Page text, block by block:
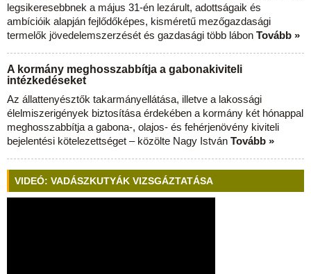
legsikeresebbnek a május 31-én lezárult, adottságaik és
ambícióik alapján fejlődőképes, kisméretű mezőgazdasági
termelők jövedelemszerzését és gazdasági több lábon Tovább »
A kormány meghosszabbítja a gabonakiviteli
intézkedéseket
Az állattenyésztők takarmányellátása, illetve a lakossági
élelmiszerigények biztosítása érdekében a kormány két hónappal
meghosszabbítja a gabona-, olajos- és fehérjenövény kiviteli
bejelentési kötelezettséget – közölte Nagy István Tovább »
VIDEÓ: VADÁSZKUTYÁK VIZSGÁZTATÁSA